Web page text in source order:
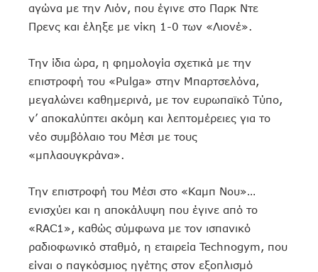
αγώνα με την Λιόν, που έγινε στο Παρκ Ντε
Πρενς και έληξε με νίκη 1-0 των «Λιονέ».
Την ίδια ώρα, η φημολογία σχετικά με την
επιστροφή του «Pulga» στην Μπαρτσελόνα,
μεγαλώνει καθημερινά, με τον ευρωπαϊκό Τύπο,
ν’ αποκαλύπτει ακόμη και λεπτομέρειες για το
νέο συμβόλαιο του Μέσι με τους
«μπλαουγκράνα».
Την επιστροφή του Μέσι στο «Καμπ Νου»…
ενισχύει και η αποκάλυψη που έγινε από το
«RAC1», καθώς σύμφωνα με τον ισπανικό
ραδιοφωνικό σταθμό, η εταιρεία Technogym, που
είναι ο παγκόσμιος ηγέτης στον εξοπλισμό